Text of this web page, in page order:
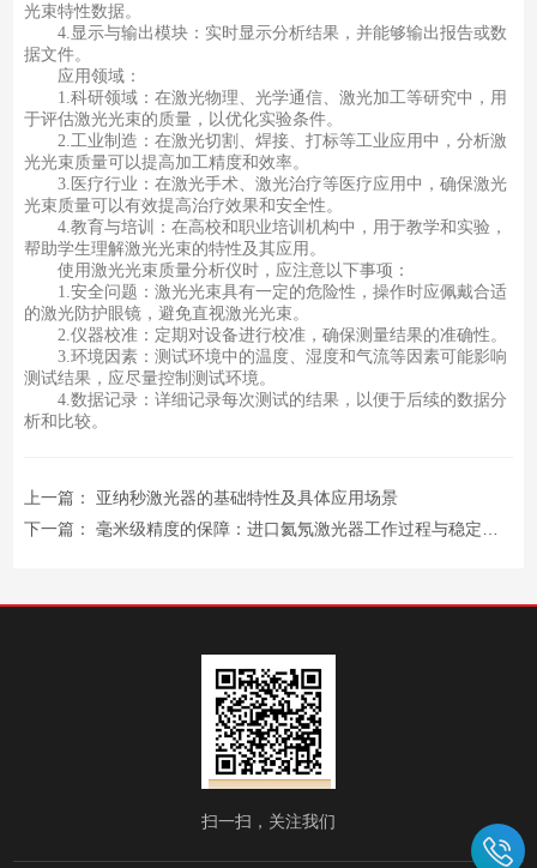
光束特性数据。
4.显示与输出模块：实时显示分析结果，并能够输出报告或数
据文件。
应用领域：
1.科研领域：在激光物理、光学通信、激光加工等研究中，用
于评估激光光束的质量，以优化实验条件。
2.工业制造：在激光切割、焊接、打标等工业应用中，分析激
光光束质量可以提高加工精度和效率。
3.医疗行业：在激光手术、激光治疗等医疗应用中，确保激光
光束质量可以有效提高治疗效果和安全性。
4.教育与培训：在高校和职业培训机构中，用于教学和实验，
帮助学生理解激光光束的特性及其应用。
使用激光光束质量分析仪时，应注意以下事项：
1.安全问题：激光光束具有一定的危险性，操作时应佩戴合适
的激光防护眼镜，避免直视激光光束。
2.仪器校准：定期对设备进行校准，确保测量结果的准确性。
3.环境因素：测试环境中的温度、湿度和气流等因素可能影响
测试结果，应尽量控制测试环境。
4.数据记录：详细记录每次测试的结果，以便于后续的数据分
析和比较。
上一篇： 亚纳秒激光器的基础特性及具体应用场景
下一篇： 毫米级精度的保障：进口氦氖激光器工作过程与稳定性控制技术
扫一扫，关注我们